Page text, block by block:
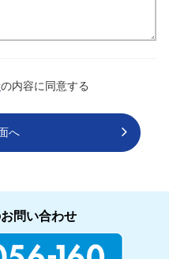
の内容に同意する
へ
問い合わせ